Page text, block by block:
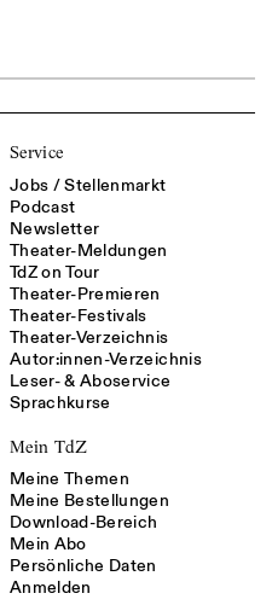
Service
Jobs / Stellenmarkt
Podcast
Newsletter
Theater-Meldungen
TdZ on Tour
Theater-Premieren
Theater-Festivals
Theater-Verzeichnis
Autor:innen-Verzeichnis
Leser- & Aboservice
Sprachkurse
Mein TdZ
Meine Themen
Meine Bestellungen
Download-Bereich
Mein Abo
Persönliche Daten
Anmelden